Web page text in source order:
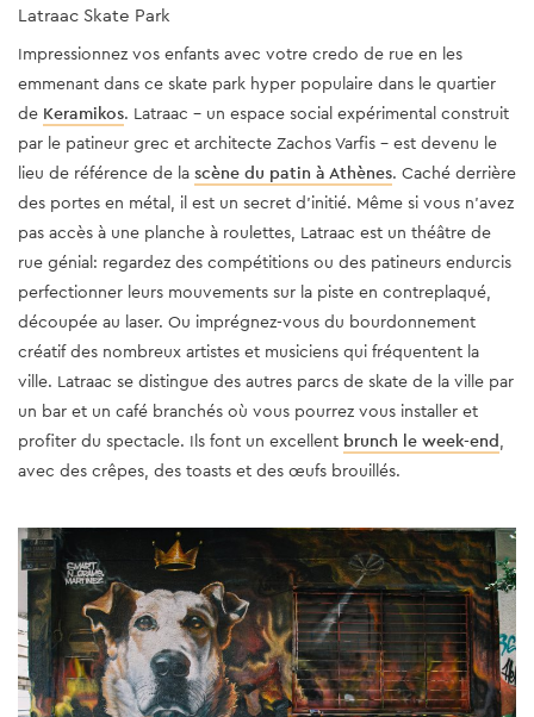
Latraac Skate Park
Impressionnez vos enfants avec votre credo de rue en les
emmenant dans ce skate park hyper populaire dans le quartier
de Keramikos. Latraac - un espace social expérimental construit
par le patineur grec et architecte Zachos Varfis - est devenu le
lieu de référence de la scène du patin à Athènes. Caché derrière
des portes en métal, il est un secret d'initié. Même si vous n’avez
pas accès à une planche à roulettes, Latraac est un théâtre de
rue génial: regardez des compétitions ou des patineurs endurcis
perfectionner leurs mouvements sur la piste en contreplaqué,
découpée au laser. Ou imprégnez-vous du bourdonnement
créatif des nombreux artistes et musiciens qui fréquentent la
ville. Latraac se distingue des autres parcs de skate de la ville par
un bar et un café branchés où vous pourrez vous installer et
profiter du spectacle. Ils font un excellent brunch le week-end,
avec des crêpes, des toasts et des œufs brouillés.